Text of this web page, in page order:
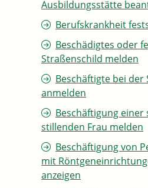
Ausbildungsstätte
Berufskrankheit
Beschädigtes oder
Straßenschild melden
Beschäftigte bei der
anmelden
Beschäftigung
stillenden Frau melden
Beschäftigung von
mit
anzeigen